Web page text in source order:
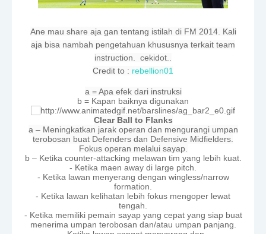
Ane mau share aja gan tentang istilah di FM 2014. Kali
aja bisa nambah pengetahuan khususnya terkait team
instruction.
cekidot..
Credit to : rebellion01
a = Apa efek dari instruksi
b = Kapan baiknya digunakan
Clear Ball to Flanks
a – Meningkatkan jarak operan dan mengurangi umpan
terobosan buat Defenders dan Defensive Midfielders.
Fokus operan melalui sayap.
b – Ketika counter-attacking melawan tim yang lebih kuat.
- Ketika maen away di large pitch.
- Ketika lawan menyerang dengan wingless/narrow
formation.
- Ketika lawan kelihatan lebih fokus mengoper lewat
tengah.
- Ketika memiliki pemain sayap yang cepat yang siap buat
menerima umpan terobosan dan/atau umpan panjang.